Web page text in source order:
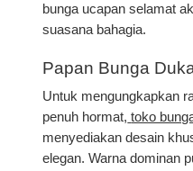
bunga ucapan selamat
suasana bahagia.
Papan Bunga
Untuk mengungkapkan
penuh hormat, toko
menyediakan desain
elegan. Warna dominan